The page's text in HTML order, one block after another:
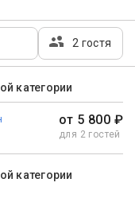
2 гостя
категории
от 5 800 ₽
для 2 гостей
категории